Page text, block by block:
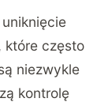
które często
niezwykle
kontrolę